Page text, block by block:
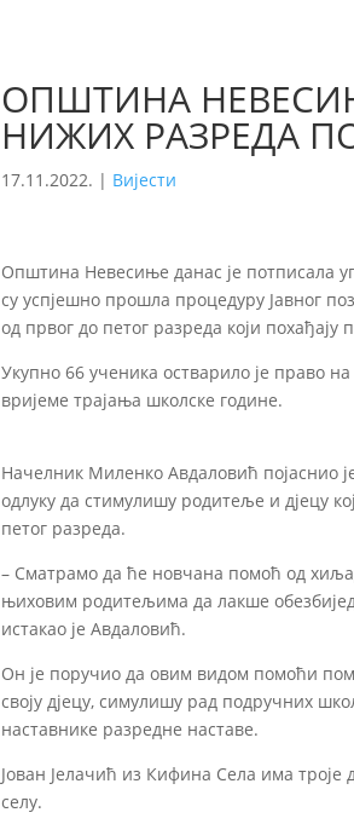
ОПШТИНА
НИЖИХ РАЗРЕДА
17.11.2022. | Вијести
Општина Невесиње данас је потписала
су успјешно прошла процедуру Јавног
од првог до петог разреда који
Укупно 66 ученика остварило је право
вријеме трајања школске године.
Начелник Миленко Авдаловић појаснио
одлуку да стимулишу родитеље и дјецу
петог разреда.
– Сматрамо да ће новчана помоћ од
њиховим родитељима да лакше
истакао је Авдаловић.
Он је поручио да овим видом помоћи
своју дјецу, симулишу рад подручних
наставнике разредне наставе.
Јован Јелачић из Кифина Села има
селу.